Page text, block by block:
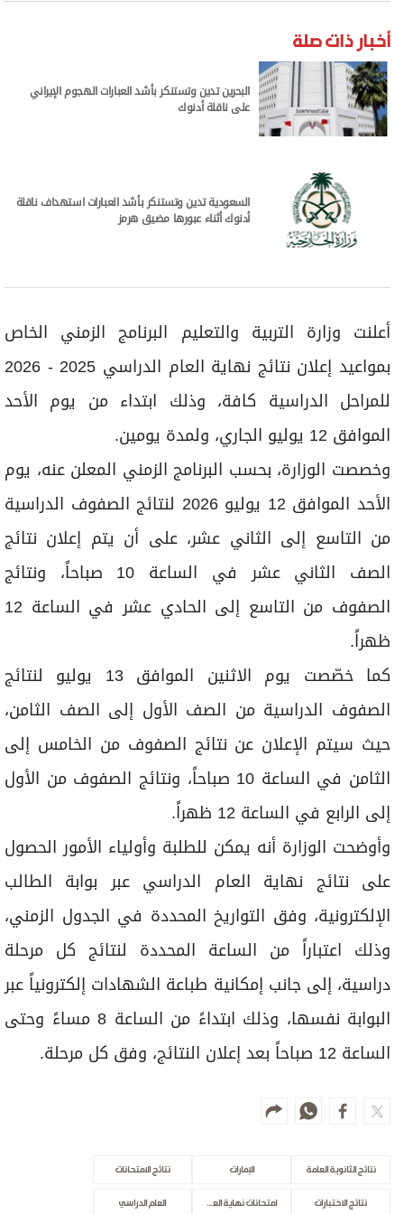
عدد اليوم
مواقيت الصلاة
أخبار ذات صلة
البحرين تدين وتستنكر بأشد العبارات الهجوم الإيراني
على ناقلة أدنوك
السعودية تدين وتستنكر بأشد العبارات استهداف ناقلة
أدنوك أثناء عبورها مضيق هرمز
أعلنت وزارة التربية والتعليم البرنامج الزمني الخاص
بمواعيد إعلان نتائج نهاية العام الدراسي 2025 - 2026
للمراحل الدراسية كافة، وذلك ابتداء من يوم الأحد
الموافق 12 يوليو الجاري، ولمدة يومين.
وخصصت الوزارة، بحسب البرنامج الزمني المعلن عنه، يوم
الأحد الموافق 12 يوليو 2026 لنتائج الصفوف الدراسية
من التاسع إلى الثاني عشر، على أن يتم إعلان نتائج
الصف الثاني عشر في الساعة 10 صباحاً، ونتائج
الصفوف من التاسع إلى الحادي عشر في الساعة 12
ظهراً.
كما خصّصت يوم الاثنين الموافق 13 يوليو لنتائج
الصفوف الدراسية من الصف الأول إلى الصف الثامن،
حيث سيتم الإعلان عن نتائج الصفوف من الخامس إلى
الثامن في الساعة 10 صباحاً، ونتائج الصفوف من الأول
إلى الرابع في الساعة 12 ظهراً.
وأوضحت الوزارة أنه يمكن للطلبة وأولياء الأمور الحصول
على نتائج نهاية العام الدراسي عبر بوابة الطالب
الإلكترونية، وفق التواريخ المحددة في الجدول الزمني،
وذلك اعتباراً من الساعة المحددة لنتائج كل مرحلة
دراسية، إلى جانب إمكانية طباعة الشهادات إلكترونياً عبر
البوابة نفسها، وذلك ابتداءً من الساعة 8 مساءً وحتى
الساعة 12 صباحاً بعد إعلان النتائج، وفق كل مرحلة.
نتائج الثانوية العامة الإمارات نتائج الامتحانات
نتائج الاختبارات امتحانات نهاية العام الدراسي العام الدراسي